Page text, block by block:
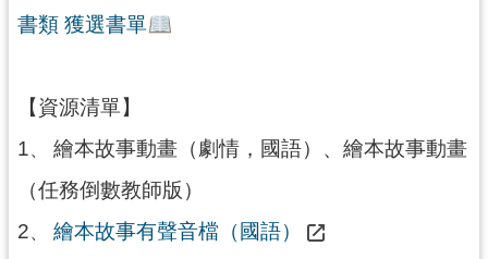
源
木
訊
息
公
書類 獲選書單
【資源清單】
1、
繪本故事動畫（劇情，國語）、繪本故事動畫
（任務倒數教師版）
2、
繪本故事有聲音檔（國語）